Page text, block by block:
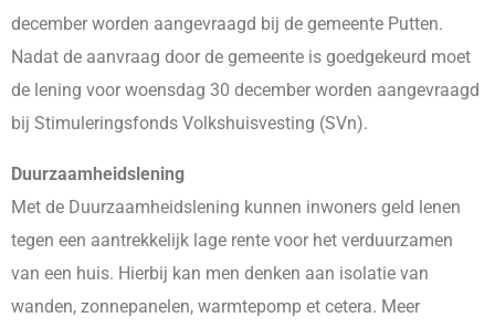
december worden aangevraagd bij de gemeente Putten.
Nadat de aanvraag door de gemeente is goedgekeurd moet
de lening voor woensdag 30 december worden aangevraagd
bij Stimuleringsfonds Volkshuisvesting (SVn).
Duurzaamheidslening
Met de Duurzaamheidslening kunnen inwoners geld lenen
tegen een aantrekkelijk lage rente voor het verduurzamen
van een huis. Hierbij kan men denken aan isolatie van
wanden, zonnepanelen, warmtepomp et cetera. Meer